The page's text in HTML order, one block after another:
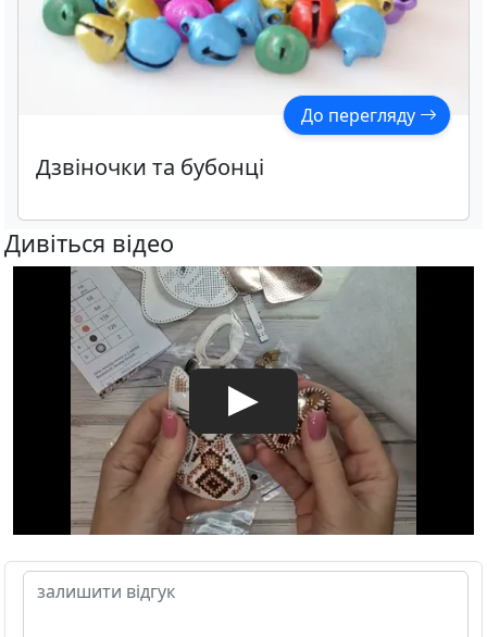
До перегляду
Дзвіночки та бубонці
Дивіться відео